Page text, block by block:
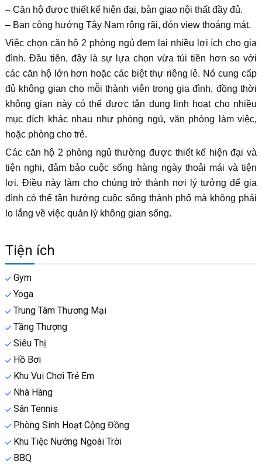
– Căn hộ được thiết kế hiện đại, bàn giao nội thất đầy đủ.
– Ban công hướng Tây Nam rộng rãi, đón view thoáng mát.
Việc chọn căn hộ 2 phòng ngủ đem lại nhiều lợi ích cho gia
đình. Đầu tiên, đây là sự lựa chọn vừa túi tiền hơn so với
các căn hộ lớn hơn hoặc các biệt thự riêng lẻ. Nó cung cấp
đủ không gian cho mỗi thành viên trong gia đình, đồng thời
không gian này có thể được tận dụng linh hoạt cho nhiều
mục đích khác nhau như phòng ngủ, văn phòng làm việc,
hoặc phòng cho trẻ.
Các căn hộ 2 phòng ngủ thường được thiết kế hiện đại và
tiện nghi, đảm bảo cuộc sống hàng ngày thoải mái và tiện
lợi. Điều này làm cho chúng trở thành nơi lý tưởng để gia
đình có thể tận hưởng cuộc sống thành phố mà không phải
lo lắng về việc quản lý không gian sống.
Tiện ích
Gym
Yoga
Trung Tâm Thương Mại
Tầng Thượng
Siêu Thị
Hồ Bơi
Khu Vui Chơi Trẻ Em
Nhà Hàng
Sân Tennis
Phòng Sinh Hoạt Cộng Đồng
Khu Tiệc Nướng Ngoài Trời
BBQ